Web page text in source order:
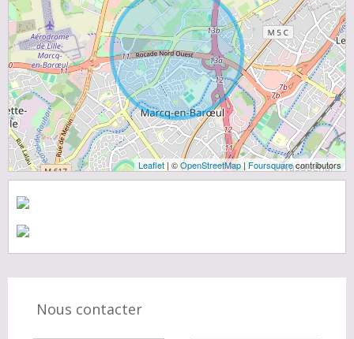
Leaflet| ©OpenStreetMap| Foursquarecontributors
Nous contacter